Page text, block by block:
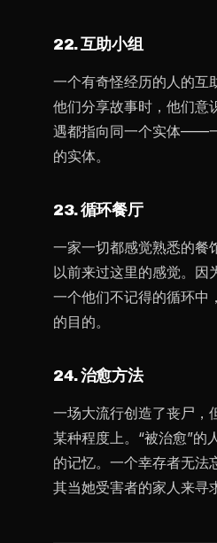
22. 互助小组
一个有奇怪经历的人的互
他们分享故事时，他们意
遇都指向同一个实体——
的实体。
23. 循环餐厅
一家一切都感觉熟悉的餐
以前来过这里的感觉。
一个他们不记得的循环中
的目的。
24. 治愈方法
一场大流行创造了丧尸
某种程度上。“被治愈”的
的记忆。一个幸存者无法
其当她受害者的家人来寻